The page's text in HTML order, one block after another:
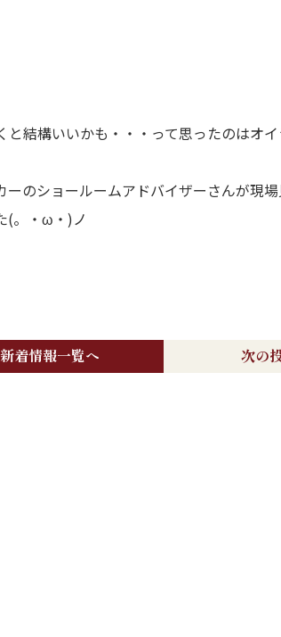
結構いいかも・・・って思ったのはオ
のショールームアドバイザーさんが現場
(。・ω・)ノ
新着情報一覧へ 次の